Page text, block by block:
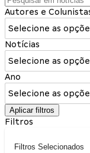
Autores e
Selecione as
Notícias
Selecione as
Ano
Selecione as
Aplicar filtros
Filtros
Filtros Selecionados